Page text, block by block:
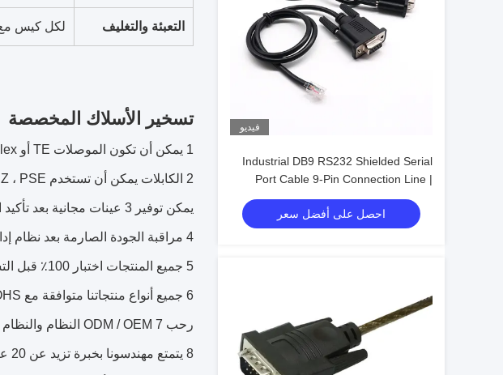
فيديو
Industrial DB9 RS232 Shielded Serial
Port Cable 9-Pin Connection Line |
Cable Assembly Wire Harness
Manufacturersاحصل على أفضل سعر
التعبئة والتغليف لكل كيس مع
تسخير الأسلاك المخصصة
1 يمكن أن تكون الموصلات TE أو Molex أو JST أو Deutsch أو Hirschmann أو Delphi أو FCI أو ما يعادلها.
2 الكابلات يمكن أن تستخدم UL.CCC ، CE.VDE ، CSA ، AS / NZ ، PSE ثبت.
يمكن توفير 3 عينات مجانية بعد تأكيد الاقتباس.
4 مراقبة الجودة الصارمة بعد نظام إدارة ISO.
5 جميع المنتجات اختبار 100٪ قبل التسليم
6 جميع أنواع منتجاتنا متوافقة مع ROHS.
رحب 7 ODM / OEM النظام والنظام درب والكابل المخصص.